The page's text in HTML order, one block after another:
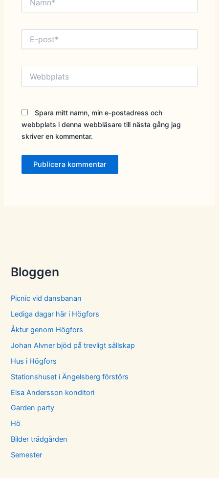
post*
Spara mitt namn, min e-postadress och
webbplats i denna webbläsare till nästa gång jag
skriver en kommentar.
Bloggen
Picnic vid dansbanan
Lediga dagar här i Högfors
Åktur genom Högfors
Johan Alvner bjöd på trevligt sällskap
Hus i Högfors
Stationshuset i Ängelsberg förstörs
Elsa Andersson konditori
Garden party
Hö
Bilder trädgården
Semester